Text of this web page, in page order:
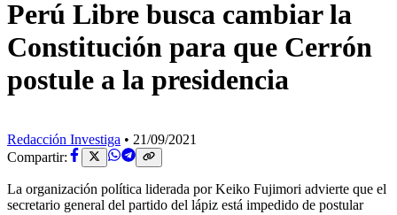
Perú Libre busca cambiar la
Constitución para que Cerrón
postule a la presidencia
Redacción Investiga • 21/09/2021
Compartir:
La organización política liderada por Keiko Fujimori advierte que el
secretario general del partido del lápiz está impedido de postular